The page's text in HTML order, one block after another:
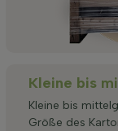
Kleine bis
Kleine bis
Größe des